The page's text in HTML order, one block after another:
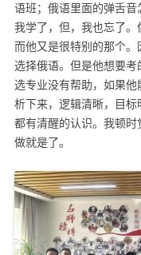
语班；俄语里面的弹舌
我学了，但，我也忘了。
而他又是很特别的那个
选择俄语。但是他想要
选专业没有帮助，如果
析下来，逻辑清晰，目
都有清醒的认识。我顿时
做就是了。